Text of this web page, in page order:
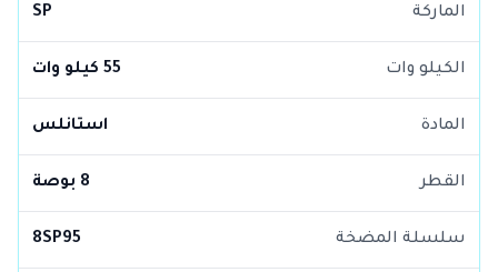
الماركة SP
الكيلو وات 55 كيلو وات
المادة استانلس
القطر 8 بوصة
سلسلة المضخة 8SP95